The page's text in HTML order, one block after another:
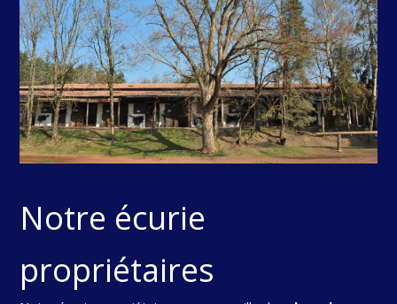
Notre écurie
propriétaires